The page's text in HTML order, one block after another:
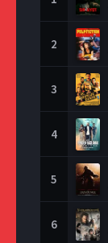
2
3
4
5
6